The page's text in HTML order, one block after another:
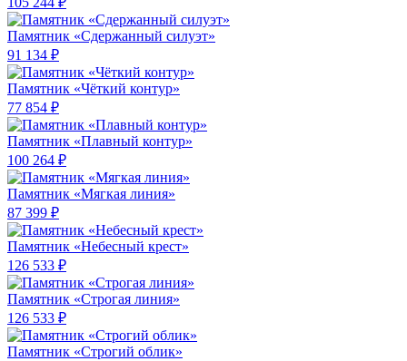
Памятник «Сдержанный силуэт»
91 134 ₽
Памятник «Чёткий контур»
77 854 ₽
Памятник «Плавный контур»
100 264 ₽
Памятник «Мягкая линия»
87 399 ₽
Памятник «Небесный крест»
126 533 ₽
Памятник «Строгая линия»
126 533 ₽
Памятник «Строгий облик»